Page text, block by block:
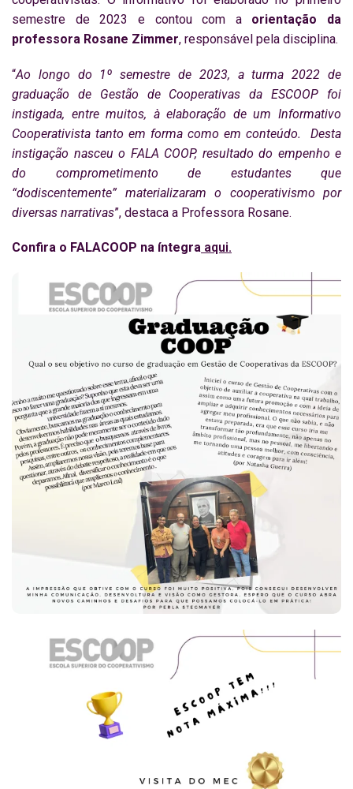
semestre de 2023 e contou com a orientação da
professora Rosane Zimmer, responsável pela disciplina.
“Ao longo do 1º semestre de 2023, a turma 2022 de
graduação de Gestão de Cooperativas da ESCOOP foi
instigada, entre muitos, à elaboração de um Informativo
Cooperativista tanto em forma como em conteúdo.
Desta
instigação nasceu o FALA COOP, resultado do empenho e
do comprometimento de estudantes que
“dodiscentemente” materializaram o cooperativismo por
diversas narrativas”, destaca a Professora Rosane.
Confira o FALACOOP na íntegra aqui.